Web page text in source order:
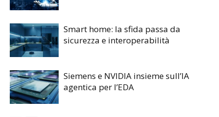
Smart home: la sfida passa da
sicurezza e interoperabilità
Siemens e NVIDIA insieme sull’IA
agentica per l’EDA